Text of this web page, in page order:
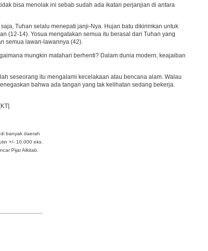
bisa menolak ini sebab sudah ada ikatan perjanjian di antara
Tuhan selalu menepati janji-Nya. Hujan batu dikirimkan untuk
(12-14). Yosua mengatakan semua itu berasal dari Tuhan yang
semua lawan-lawannya (42).
mungkin matahari berhenti? Dalam dunia modern, keajaiban
seseorang itu mengalami kecelakaan atau bencana alam. Walau
bahwa ada tangan yang tak kelihatan sedang bekerja.
banyak daerah
+/- 10.000 eks.
Pijar Alkitab.